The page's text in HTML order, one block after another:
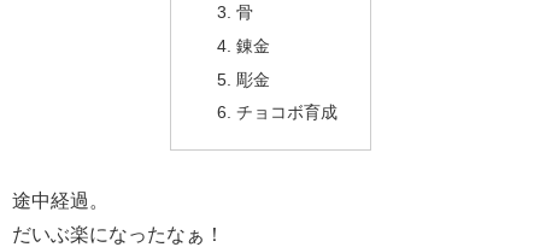
骨
錬金
彫金
チョコボ育成
途中経過。
だいぶ楽になったなぁ！